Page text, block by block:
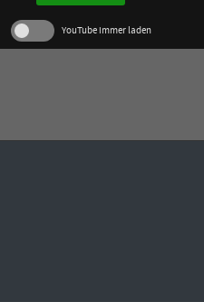
YouTube immer laden